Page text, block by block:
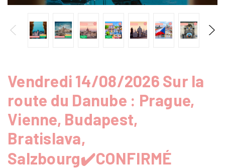
Vendredi 14/08/2026 Sur la
route du Danube : Prague,
Vienne, Budapest,
Bratislava,
Salzbourg✔️CONFIRMÉ